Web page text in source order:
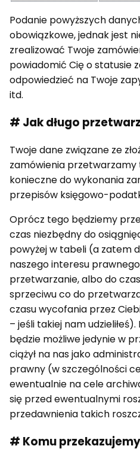
Podanie powyższych
obowiązkowe, jednak jest
zrealizować Twoje
powiadomić Cię o statusie
odpowiedzieć na Twoje
itd.
# Jak długo
Twoje dane związane ze
zamówienia przetwarzamy
konieczne do wykonania
przepisów księgowo-
Oprócz tego będziemy
czas niezbędny do
powyżej w tabeli (a zatem
naszego interesu
przetwarzanie, albo do
sprzeciwu co do
czasu wycofania przez
– jeśli takiej nam
będzie możliwe jedynie w
ciążył na nas jako
prawny (w szczególności
ewentualnie na cele
się przed ewentualnymi
przedawnienia takich
# Komu